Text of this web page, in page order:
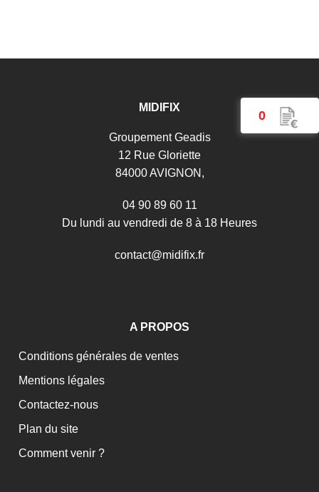
0
MIDIFIX
Groupement Geadis
12 Rue Gloriette
84000 AVIGNON,
04 90 89 60 11
Du lundi au vendredi de 8 à 18 Heures
contact@midifix.fr
A PROPOS
Conditions générales de ventes
Mentions légales
Contactez-nous
Plan du site
Comment venir ?